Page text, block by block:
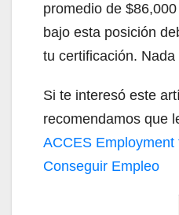
promedio de
bajo esta posición
tu certificación.
Si te interesó este
recomendamos que
ACCES Employment
Conseguir Empleo